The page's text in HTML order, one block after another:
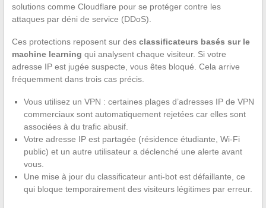
solutions comme Cloudflare pour se protéger contre les
attaques par déni de service (DDoS).
Ces protections reposent sur des classificateurs basés sur le
machine learning qui analysent chaque visiteur. Si votre
adresse IP est jugée suspecte, vous êtes bloqué. Cela arrive
fréquemment dans trois cas précis.
Vous utilisez un VPN : certaines plages d’adresses IP de VPN
commerciaux sont automatiquement rejetées car elles sont
associées à du trafic abusif.
Votre adresse IP est partagée (résidence étudiante, Wi-Fi
public) et un autre utilisateur a déclenché une alerte avant
vous.
Une mise à jour du classificateur anti-bot est défaillante, ce
qui bloque temporairement des visiteurs légitimes par erreur.